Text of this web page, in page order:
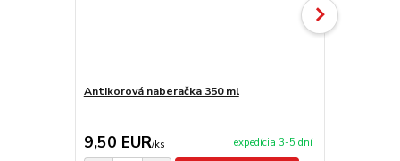
Antikorová naberačka 350 ml
9,50 EUR/ks expedícia 3-5 dní